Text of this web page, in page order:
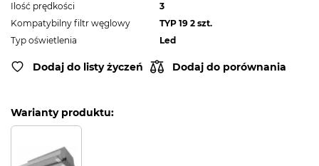
Ilość prędkości
3
Kompatybilny filtr węglowy
TYP 19 2 szt.
Typ oświetlenia
Led
Dodaj do listy życzeń Dodaj do porównania
Warianty produktu: